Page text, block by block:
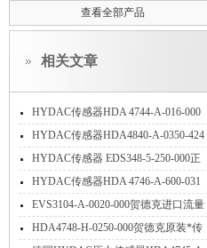
查看全部产品
相关文章
HYDAC传感器HDA 4744-A-016-000
应用
HYDAC传感器HDA4840-A-0350-424
特点
HYDAC传感器 EDS348-5-250-000正
确使用方法
HYDAC传感器HDA 4746-A-600-031
介绍
EVS3104-A-0020-000贺德克进口流量
传感器技术参数简介
HDA4748-H-0250-000贺德克原装*传